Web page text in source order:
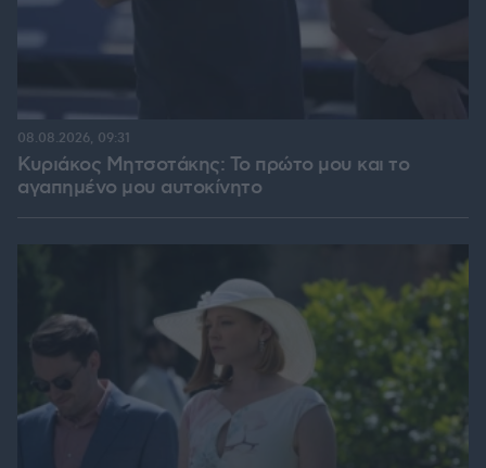
Κυριάκος Μητσοτάκης: Το πρώτο μου και το
αγαπημένο μου αυτοκίνητο
08.08.2026, 09:31